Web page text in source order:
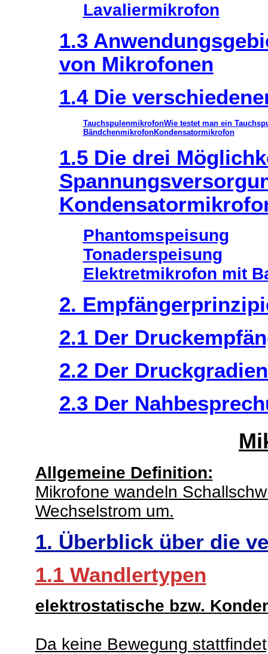
Lavaliermikrofon
1.3
von Mikrofonen
1.4 Die
TauchspulenmikrofonWie testet man ein
BändchenmikrofonKondensatormikrofon
1.5 Die drei
Phantomspeisung
Tonaderspeisung
Elektretmikrofon mit
2.
2.1 Der
2.2 Der
2.3 Der
Allgemeine Definition:
Mikrofone wandeln
Wechselstrom um.
1. Überblick über die
1.1 Wandlertypen
elektrostatische bzw.
Da keine Bewegung